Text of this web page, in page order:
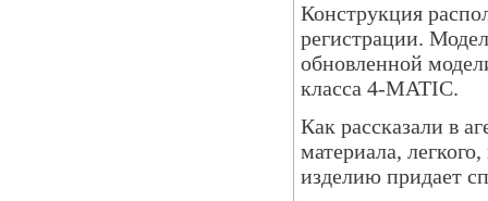
Конструкция
регистрации.
обновленной
класса 4-MATIC.
Как рассказали в
материала,
изделию придает